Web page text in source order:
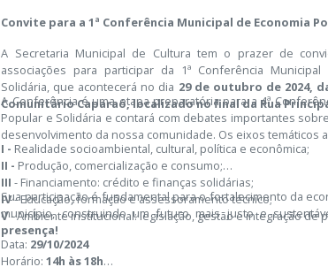
Convite para a 1ª Conferência Municipal de Economia
A Secretaria Municipal de Cultura tem o prazer de
associações para participar da 1ª Conferência
Solidária, que acontecerá no dia 29 de outubro de 2024,
Comunitário Caparaó, localizado no final da Rua
A Conferência é uma etapa preparatória para a 4ª
Popular e Solidária e contará com debates importantes
desenvolvimento da nossa comunidade. Os eixos temáticos
I - Realidade socioambiental, cultural, política e econômica;
II - Produção, comercialização e consumo;
III - Financiamento: crédito e finanças solidárias;
IV- Educação, formação e assessoramento técnico;
V- Ambiente institucional: legislação, gestão e integração de
Sua participação é fundamental para o fortalecimento da
município, construindo um futuro mais justo e
presença!
Data: 29/10/2024
Horário:14h às 18h